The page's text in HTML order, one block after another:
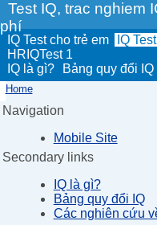
Test IQ, trac nghiem
phí
IQ Test cho trẻ em IQ Test
HRIQTest 1
IQ là gì?
Bảng quy đổi IQ
Home
Navigation
Mobile Site
Secondary links
IQ là gì?
Bảng quy đổi IQ
Các nghiên cứu